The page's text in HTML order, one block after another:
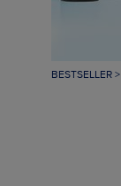
BESTSELLER >